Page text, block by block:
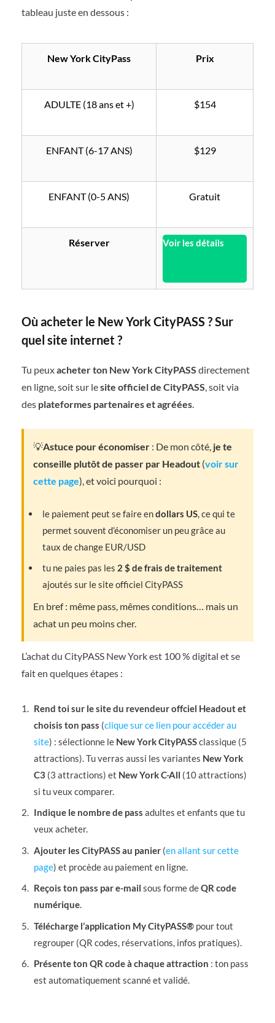
tableau juste en dessous :
New York CityPass Prix
ADULTE (18 ans et +) $154
ENFANT (6-17 ANS) $129
ENFANT (0-5 ANS) Gratuit
Réserver Voir les détails
Où acheter le New York CityPASS ? Sur
quel site internet ?
Tu peuxacheter ton New York CityPASS directement
en ligne, soit sur lesite officiel de CityPASS , soit via
des plateformes partenaires et agréées
💡Astuce pour économiser : De mon côté, je te
conseille plutôt de passer par Headout (voir sur
cette page), et voici pourquoi :
le paiement peut se faire endollars US, ce qui te
permet souvent d’économiser un peu grâce au
taux de change EUR/USD
tu ne paies pas les 2 $ de frais de traitement
ajoutés sur le site officiel CityPASS
En bref : même pass, mêmes conditions… mais un
achat un peu moins cher.
L’achat du CityPASS New York est 100 % digital et se
fait en quelques étapes :
Rend toi sur le site du revendeur offciel Headout et
choisis ton pass (clique sur ce lien pour accéder au
site) : sélectionne le New York CityPASSclassique (5
attractions). Tu verras aussi les variantes New York
C3 (3 attractions) et New York C-All (10 attractions)
si tu veux comparer.
Indique le nombre de pass adultes et enfants que tu
veux acheter.
Ajouter les CityPASS au panier (en allant sur cette
page) et procède au paiement en ligne.
Reçois ton pass par e-mail sous forme deQR code
numérique.
Télécharge l’application My CityPASS® pour tout
regrouper (QR codes, réservations, infos pratiques).
Présente ton QR code à chaque attraction : ton pass
est automatiquement scanné et validé.